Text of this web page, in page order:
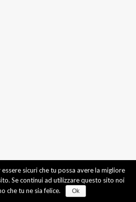
sicuri che tu possa avere la migliore
Se continui ad utilizzare questo sito noi
che tu ne sia felice.
Ok